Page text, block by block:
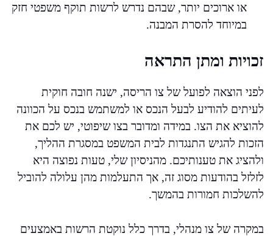
או ארוכים יותר, שבהם נדרש לרשות תוקף משפטי חזק
במיוחד להסרת המבנה.
זכויות ומתן התראה
לפני הוצאה לפועל של צו הריסה, ישנה חובה חוקית
לעיתים להודיע לבעל הנכס או למשתמש בנכס על הכוונה
להוציא את הצו. במידה ומדובר בצו שיפוטי, יש לכם את
הזכות להגיש התנגדות לבית המשפט במסגרת ההליך,
ולהציג את טענותיכם. מהניסיון שלי, טעות נפוצה היא
לזלזל בהודעות מסוג זה, אך התעלמות מהן עלולה להוביל
להשלכות חמורות בהמשך.
במקרה של צו מנהלי, בדרך כלל נוקטת הרשות באמצעים